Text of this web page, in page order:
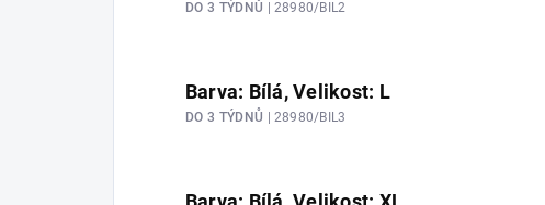
DO 3 TÝDNŮ | 28980/BIL2
Barva: Bílá, Velikost: L
DO 3 TÝDNŮ | 28980/BIL3